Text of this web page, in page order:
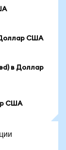
Доллар США
в Доллар
США